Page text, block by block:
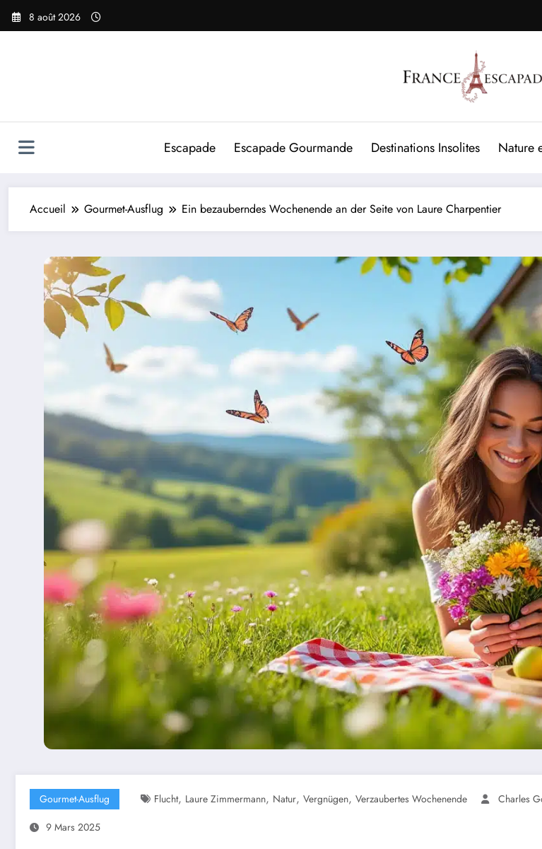
Aller
8 août 2026
Escapade Escapade Gourmande Destinations Insolites Nature
Accueil Gourmet-Ausflug Ein bezauberndes Wochenende an der Seite von Laure Charpentier
Gourmet-Ausflug Flucht, Laure Zimmermann, Natur, Vergnügen, Verzaubertes Wochenende
Charles
9 Mars 2025